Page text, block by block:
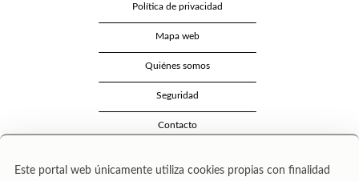
Política de privacidad
Mapa web
Quiénes somos
Seguridad
Contacto
Este portal web únicamente utiliza cookies propias con finalidad